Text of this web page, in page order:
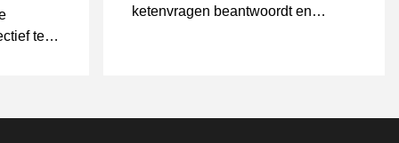
te
ketenvragen beantwoordt en